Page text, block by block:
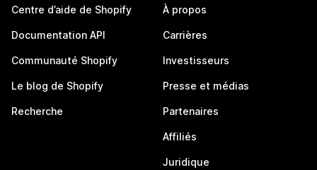
Centre d’aide de Shopify
Documentation API
Communauté Shopify
Le blog de Shopify
Recherche
À propos
Carrières
Investisseurs
Presse et médias
Partenaires
Affiliés
Juridique